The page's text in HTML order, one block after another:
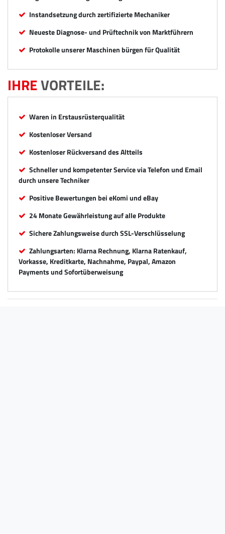
Instandsetzung durch zertifizierte Mechaniker
Neueste Diagnose- und Prüftechnik von Marktführern
Protokolle unserer Maschinen bürgen für Qualität
IHREVORTEILE:
Waren in Erstausrüsterqualität
Kostenloser Versand
Kostenloser Rückversand des Altteils
Schneller und kompetenter Service via Telefon und Email
durch unsere Techniker
Positive Bewertungen bei eKomi und eBay
24 Monate Gewährleistung auf alle Produkte
Sichere Zahlungsweise durch SSL-Verschlüsselung
Zahlungsarten: Klarna Rechnung, Klarna Ratenkauf,
Vorkasse, Kreditkarte, Nachnahme, Paypal, Amazon
Payments und Sofortüberweisung